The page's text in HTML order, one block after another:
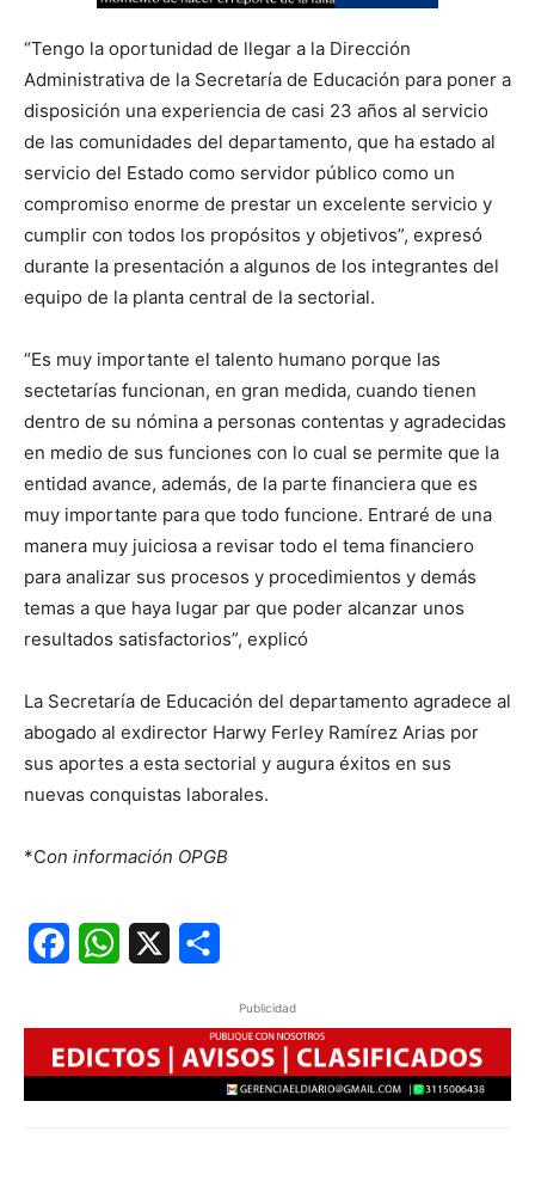
“Tengo la oportunidad de llegar a la Dirección
Administrativa de la Secretaría de Educación para poner a
disposición una experiencia de casi 23 años al servicio
de las comunidades del departamento, que ha estado al
servicio del Estado como servidor público como un
compromiso enorme de prestar un excelente servicio y
cumplir con todos los propósitos y objetivos”, expresó
durante la presentación a algunos de los integrantes del
equipo de la planta central de la sectorial.
“Es muy importante el talento humano porque las
sectetarías funcionan, en gran medida, cuando tienen
dentro de su nómina a personas contentas y agradecidas
en medio de sus funciones con lo cual se permite que la
entidad avance, además, de la parte financiera que es
muy importante para que todo funcione. Entraré de una
manera muy juiciosa a revisar todo el tema financiero
para analizar sus procesos y procedimientos y demás
temas a que haya lugar par que poder alcanzar unos
resultados satisfactorios”, explicó
La Secretaría de Educación del departamento agradece al
abogado al exdirector Harwy Ferley Ramírez Arias por
sus aportes a esta sectorial y augura éxitos en sus
nuevas conquistas laborales.
*Con información OPGB
FacebookWhatsApp
Publicidad